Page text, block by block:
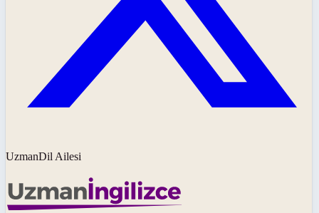
UzmanDil Ailesi